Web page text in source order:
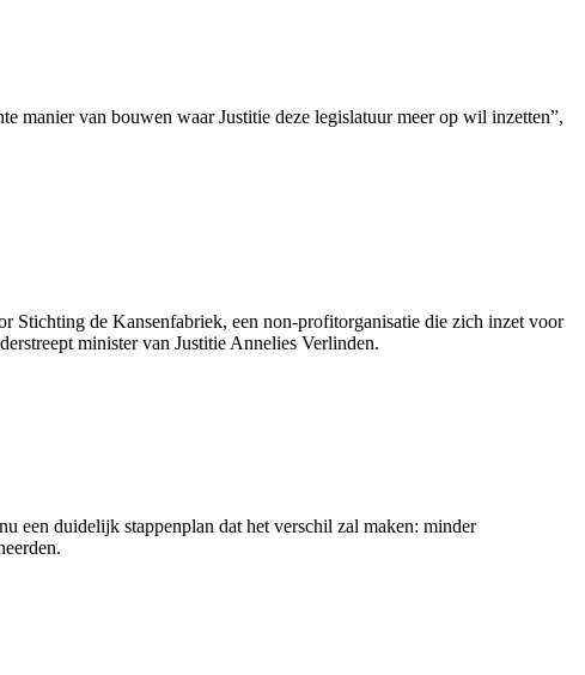
manier van bouwen waar Justitie deze legislatuur meer op wil inzetten”,
Stichting de Kansenfabriek, een non-profitorganisatie die zich inzet voor
minister van Justitie Annelies Verlinden.
een duidelijk stappenplan dat het verschil zal maken: minder